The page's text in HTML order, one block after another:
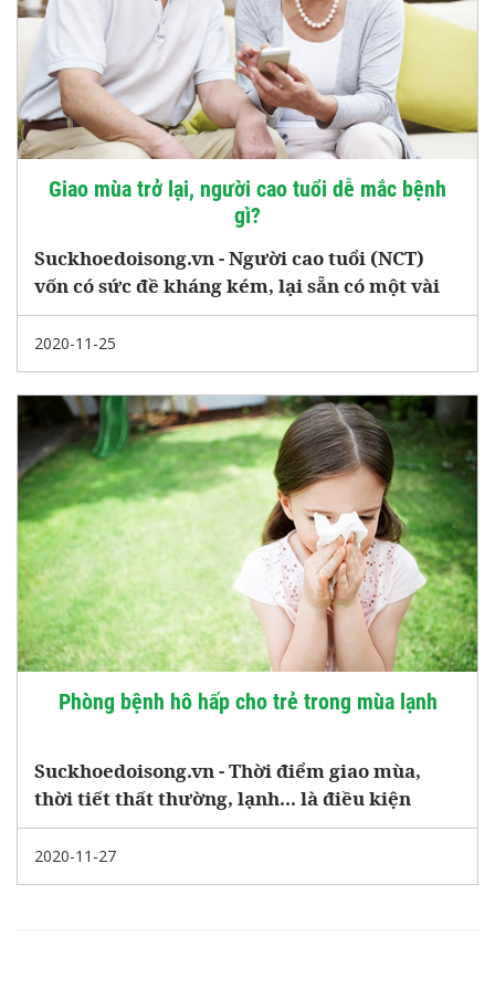
Giao mùa trở lại, người cao tuổi dễ mắc bệnh
gì?
Suckhoedoisong.vn - Người cao tuổi (NCT)
vốn có sức đề kháng kém, lại sẵn có một vài
bệnh mạn tính, vậy nên cùng với sự tác động
của thời tiết lúc giao mùa nóng lạnh, mưa
nắng thất thường, họ rất dễ ốm. Dưới đây là
những bệnh mà NCT dễ mắc lúc giao mùa
2020-11-25
Phòng bệnh hô hấp cho trẻ trong mùa lạnh
Suckhoedoisong.vn - Thời điểm giao mùa,
thời tiết thất thường, lạnh... là điều kiện
thuận lợi cho virus, vi khuẩn phát triển khiến
trẻ dễ mắc bệnh về đường hô hấp Vì vậy
trong chế độ dinh dưỡng và chăm sóc trẻ các
2020-11-27